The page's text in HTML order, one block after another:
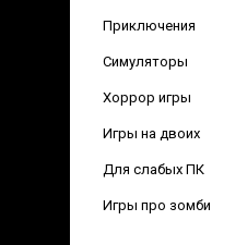
Приключения
Симуляторы
Хоррор игры
Игры на двоих
Для слабых ПК
Игры про зомби